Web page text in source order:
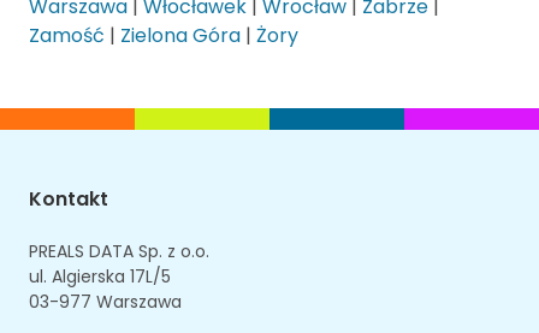
Warszawa | Włocławek | Wrocław | Zabrze |
Zamość | Zielona Góra | Żory
Kontakt
PREALS DATA Sp. z o.o.
ul. Algierska 17L/5
03-977 Warszawa